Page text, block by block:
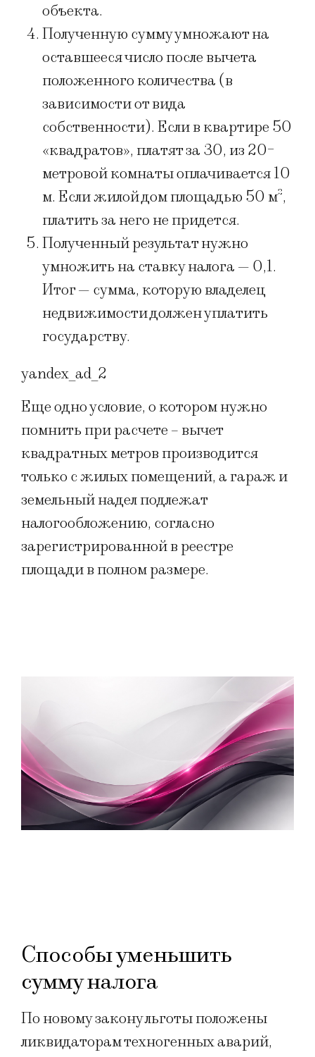
объекта.
Полученную сумму умножают на
оставшееся число после вычета
положенного количества (в
зависимости от вида
собственности). Если в квартире 50
«квадратов», платят за 30, из 20-
метровой комнаты оплачивается 10
м. Если жилой дом площадью 50 м²,
платить за него не придется.
Полученный результат нужно
умножить на ставку налога — 0,1.
Итог — сумма, которую владелец
недвижимости должен уплатить
государству.
yandex_ad_2
Еще одно условие, о котором нужно
помнить при расчете – вычет
квадратных метров производится
только с жилых помещений, а гараж и
земельный надел подлежат
налогообложению, согласно
зарегистрированной в реестре
площади в полном размере.
Способы уменьшить
сумму налога
По новому закону льготы положены
ликвидаторам техногенных аварий,